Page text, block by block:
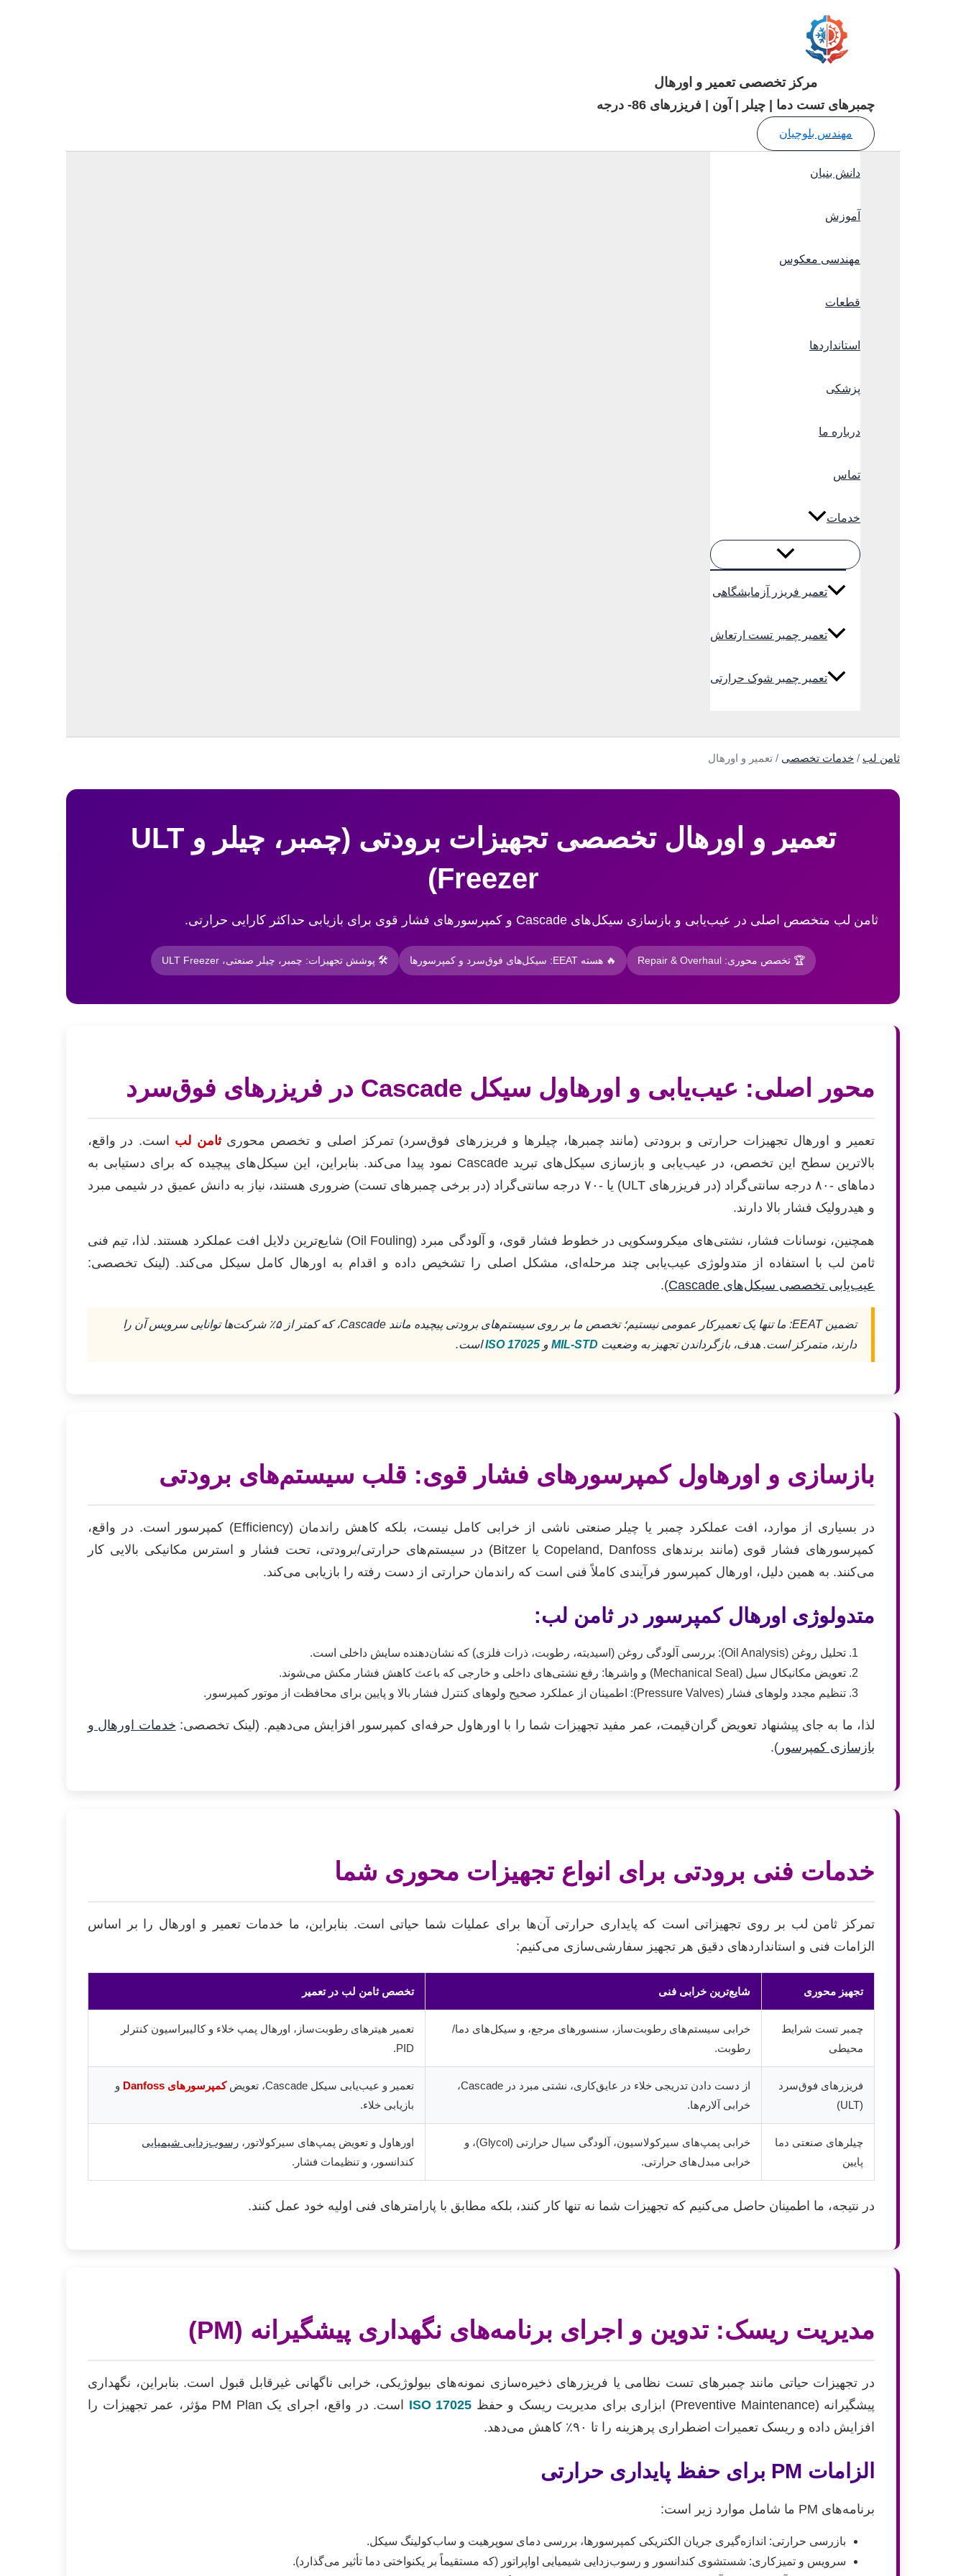
مرکز تخصصی تعمیر و اورهال
چمبرهای تست دما | چیلر | آون | فریزرهای 86- درجه
مهندس بلوچیان
دانش بنیان
آموزش
مهندسی معکوس
قطعات
استانداردها
پزشکی
درباره ما
تماس
خدمات
تعمیر فریزر آزمایشگاهی
تعمیر چمبر تست ارتعاش
تعمیر چمبر شوک حرارتی
ثامن لب / خدمات تخصصی / تعمیر و اورهال
تعمیر و اورهال تخصصی تجهیزات برودتی (چمبر، چیلر و ULT
Freezer)
ثامن لب متخصص اصلی در عیب‌یابی و بازسازی سیکل‌های Cascade و کمپرسورهای فشار قوی برای بازیابی حداکثر کارایی حرارتی.
🏆 تخصص محوری: Repair & Overhaul 🔥 هسته EEAT: سیکل‌های فوق‌سرد و کمپرسورها 🛠 پوشش تجهیزات: چمبر، چیلر صنعتی، ULT Freezer
محور اصلی: عیب‌یابی و اورهاول سیکل Cascade در فریزرهای فوق‌سرد
تعمیر و اورهال تجهیزات حرارتی و برودتی (مانند چمبرها، چیلرها و فریزرهای فوق‌سرد) تمرکز اصلی و تخصص محوریثامن لب است. در واقع،
بالاترین سطح این تخصص، در عیب‌یابی و بازسازی سیکل‌های تبرید Cascade نمود پیدا می‌کند. بنابراین، این سیکل‌های پیچیده که برای دستیابی به
دماهای -۸۰ درجه سانتی‌گراد (در فریزرهای ULT) یا -۷۰ درجه سانتی‌گراد (در برخی چمبرهای تست) ضروری هستند، نیاز به دانش عمیق در شیمی مبرد
و هیدرولیک فشار بالا دارند.
همچنین، نوسانات فشار، نشتی‌های میکروسکوپی در خطوط فشار قوی، و آلودگی مبرد (Oil Fouling) شایع‌ترین دلایل افت عملکرد هستند. لذا، تیم فنی
ثامن لب با استفاده از متدولوژی عیب‌یابی چند مرحله‌ای، مشکل اصلی را تشخیص داده و اقدام به اورهال کامل سیکل می‌کند. (لینک تخصصی:
عیب‌یابی تخصصی سیکل‌های Cascade
).
تضمین EEAT: ما تنها یک تعمیرکار عمومی نیستیم؛ تخصص ما بر روی سیستم‌های برودتی پیچیده مانند Cascade، که کمتر از ۵٪ شرکت‌ها توانایی سرویس آن را
دارند، متمرکز است. هدف، بازگرداندن تجهیز به وضعیت MIL-STD و ISO 17025است.
بازسازی و اورهاول کمپرسورهای فشار قوی: قلب سیستم‌های برودتی
در بسیاری از موارد، افت عملکرد چمبر یا چیلر صنعتی ناشی از خرابی کامل نیست، بلکه کاهش راندمان (Efficiency) کمپرسور است. در واقع،
کمپرسورهای فشار قوی (مانند برندهای Copeland, Danfoss یا Bitzer) در سیستم‌های حرارتی/برودتی، تحت فشار و استرس مکانیکی بالایی کار
می‌کنند. به همین دلیل، اورهال کمپرسور فرآیندی کاملاً فنی است که راندمان حرارتی از دست رفته را بازیابی می‌کند.
متدولوژی اورهال کمپرسور در ثامن لب:
تحلیل روغن (Oil Analysis): بررسی آلودگی روغن (اسیدیته، رطوبت، ذرات فلزی) که نشان‌دهنده سایش داخلی است.
تعویض مکانیکال سیل (Mechanical Seal) و واشرها: رفع نشتی‌های داخلی و خارجی که باعث کاهش فشار مکش می‌شوند.
تنظیم مجدد ولوهای فشار (Pressure Valves): اطمینان از عملکرد صحیح ولوهای کنترل فشار بالا و پایین برای محافظت از موتور کمپرسور.
لذا، ما به جای پیشنهاد تعویض گران‌قیمت، عمر مفید تجهیزات شما را با اورهاول حرفه‌ای کمپرسور افزایش می‌دهیم. (لینک تخصصی: خدمات اورهال و
بازسازی کمپرسور ).
خدمات فنی برودتی برای انواع تجهیزات محوری شما
تمرکز ثامن لب بر روی تجهیزاتی است که پایداری حرارتی آن‌ها برای عملیات شما حیاتی است. بنابراین، ما خدمات تعمیر و اورهال را بر اساس
الزامات فنی و استانداردهای دقیق هر تجهیز سفارشی‌سازی می‌کنیم:
تجهیز محوری شایع‌ترین خرابی فنی تخصص ثامن لب در تعمیر
چمبر تست شرایط
محیطی
خرابی سیستم‌های رطوبت‌ساز، سنسورهای مرجع، و سیکل‌های دما/
رطوبت.
تعمیر هیترهای رطوبت‌ساز، اورهال پمپ خلاء و کالیبراسیون کنترلر
PID.
فریزرهای فوق‌سرد
(ULT)
از دست دادن تدریجی خلاء در عایق‌کاری، نشتی مبرد در Cascade،
خرابی آلارم‌ها.
تعمیر و عیب‌یابی سیکل Cascade، تعویض کمپرسورهای Danfoss
و
بازیابی خلاء.
چیلرهای صنعتی دما
پایین
خرابی پمپ‌های سیرکولاسیون، آلودگی سیال حرارتی (Glycol)، و
خرابی مبدل‌های حرارتی.
اورهاول و تعویض پمپ‌های سیرکولاتور، رسوب‌زدایی شیمیایی
کندانسور، و تنظیمات فشار.
در نتیجه، ما اطمینان حاصل می‌کنیم که تجهیزات شما نه تنها کار کنند، بلکه مطابق با پارامترهای فنی اولیه خود عمل کنند.
مدیریت ریسک: تدوین و اجرای برنامه‌های نگهداری پیشگیرانه (PM)
در تجهیزات حیاتی مانند چمبرهای تست نظامی یا فریزرهای ذخیره‌سازی نمونه‌های بیولوژیکی، خرابی ناگهانی غیرقابل قبول است. بنابراین، نگهداری
پیشگیرانه (Preventive Maintenance) ابزاری برای مدیریت ریسک و حفظ
ISO 17025
است. در واقع، اجرای یک PM Plan مؤثر، عمر تجهیزات را
افزایش داده و ریسک تعمیرات اضطراری پرهزینه را تا ۹۰٪ کاهش می‌دهد.
الزامات PM برای حفظ پایداری حرارتی
برنامه‌های PM ما شامل موارد زیر است:
بازرسی حرارتی: اندازه‌گیری جریان الکتریکی کمپرسورها، بررسی دمای سوپرهیت و ساب‌کولینگ سیکل.
سرویس و تمیزکاری: شستشوی کندانسور و رسوب‌زدایی شیمیایی اواپراتور (که مستقیماً بر یکنواختی دما تأثیر می‌گذارد).